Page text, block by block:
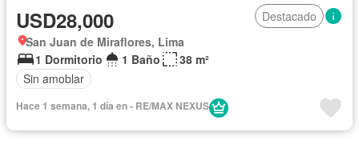
USD28,000
Destacado
San Juan de Miraflores, Lima
1 Dormitorio
1 Baño
38 m²
Sin amoblar
Hace 1 semana, 1 día en - RE/MAX NEXUS